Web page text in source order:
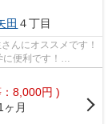
田 ４丁目
んにオススメです！
便利です！
8,000円 )
ヶ月